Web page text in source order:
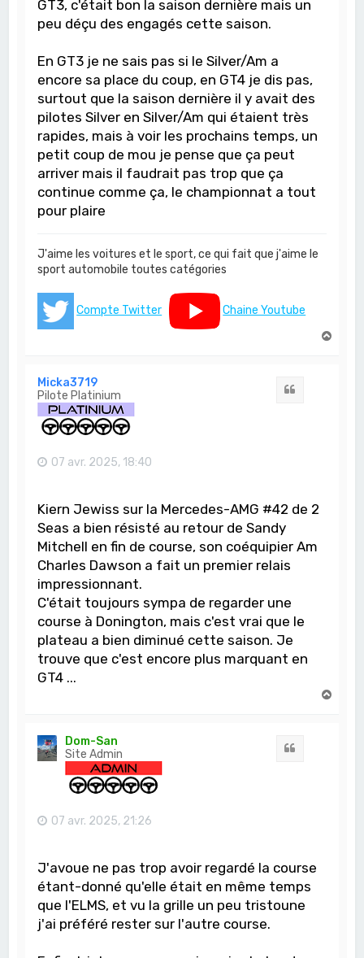
GT3, c'était bon la saison dernière mais un
peu déçu des engagés cette saison.
En GT3 je ne sais pas si le Silver/Am a
encore sa place du coup, en GT4 je dis pas,
surtout que la saison dernière il y avait des
pilotes Silver en Silver/Am qui étaient très
rapides, mais à voir les prochains temps, un
petit coup de mou je pense que ça peut
arriver mais il faudrait pas trop que ça
continue comme ça, le championnat a tout
pour plaire
J'aime les voitures et le sport, ce qui fait que j'aime le
sport automobile toutes catégories
Compte Twitter
Chaine Youtube
Micka3719
Pilote Platinium
07 avr. 2025, 18:40
Kiern Jewiss sur la Mercedes-AMG #42 de 2
Seas a bien résisté au retour de Sandy
Mitchell en fin de course, son coéquipier Am
Charles Dawson a fait un premier relais
impressionnant.
C'était toujours sympa de regarder une
course à Donington, mais c'est vrai que le
plateau a bien diminué cette saison. Je
trouve que c'est encore plus marquant en
GT4 ...
Dom-San
Site Admin
07 avr. 2025, 21:26
J'avoue ne pas trop avoir regardé la course
étant-donné qu'elle était en même temps
que l'ELMS, et vu la grille un peu tristoune
j'ai préféré rester sur l'autre course.